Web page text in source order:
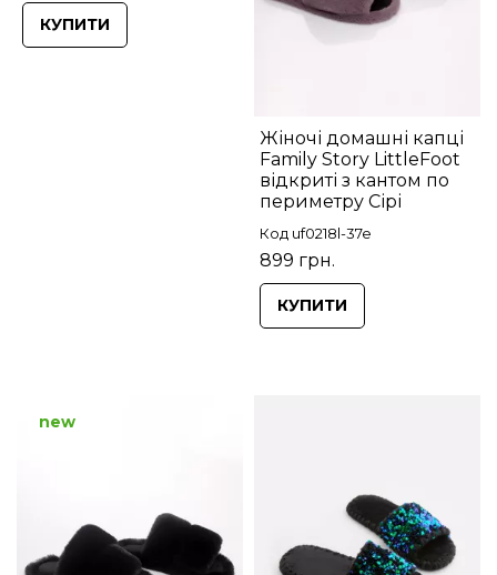
КУПИТИ
Жіночі домашні капці
Family Story LittleFoot
відкриті з кантом по
периметру Сірі
Код uf0218l-37e
899 грн.
КУПИТИ
new